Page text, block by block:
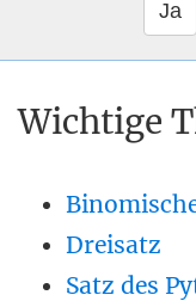
Wichtige
Dreisatz
Satz des